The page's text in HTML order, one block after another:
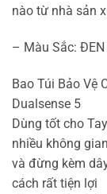
nào từ nhà sản
– Màu Sắc: ĐEN
Bao Túi Bảo Vệ
Dualsense 5
Dùng tốt cho
nhiều không
và đừng kèm
cách rất tiện lợi